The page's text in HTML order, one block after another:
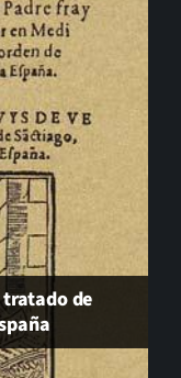
de
2026